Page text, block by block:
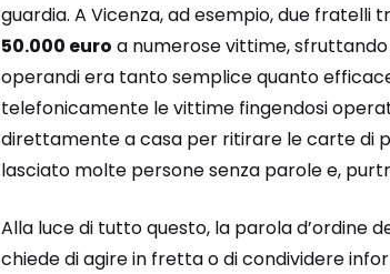
guardia. A Vicenza, ad esempio, due
50.000 euro a numerose vittime,
operandi era tanto semplice quanto
telefonicamente le vittime fingendosi
direttamente a casa per ritirare le carte di
lasciato molte persone senza parole e,
Alla luce di tutto questo, la parola d’ordine
chiede di agire in fretta o di condividere